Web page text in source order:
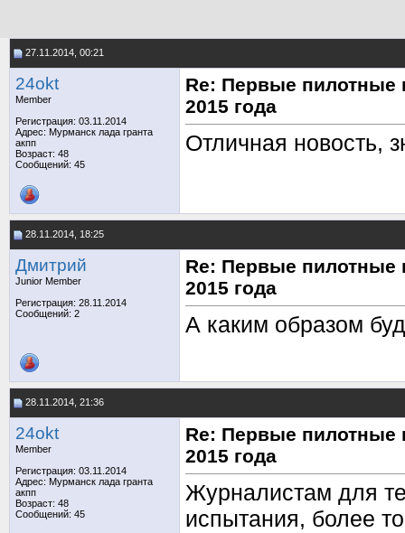
27.11.2014, 00:21
24okt
Member
Регистрация: 03.11.2014
Адрес: Мурманск лада гранта
акпп
Возраст: 48
Сообщений: 45
Re: Первые пилотные
2015 года
Отличная новость,
28.11.2014, 18:25
Дмитрий
Junior Member
Регистрация: 28.11.2014
Сообщений: 2
Re: Первые пилотные
2015 года
А каким образом
28.11.2014, 21:36
24okt
Member
Регистрация: 03.11.2014
Адрес: Мурманск лада гранта
акпп
Возраст: 48
Сообщений: 45
Re: Первые пилотные
2015 года
Журналистам для
испытания, более